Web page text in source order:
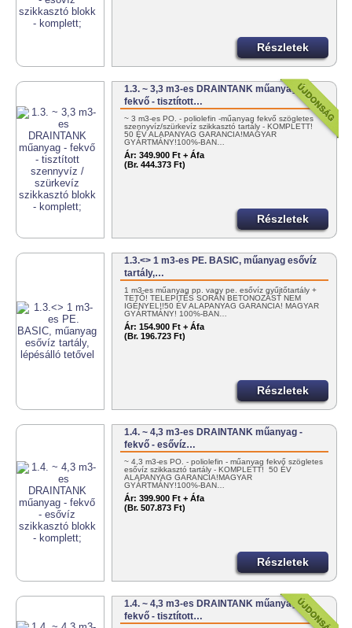
Részletek
1.3. ~ 3,3 m3-es DRAINTANK műanyag -
fekvő - tisztított…
~ 3 m3-es PO. - poliolefin -műanyag fekvő szögletes
szennyvíz/szürkevíz szikkasztó tartály - KOMPLETT!
50 ÉV ALAPANYAG GARANCIA!MAGYAR
GYÁRTMÁNY!100%-BAN…
Ár: 349.900 Ft + Áfa
(Br. 444.373 Ft)
Részletek
1.3.<> 1 m3-es PE. BASIC, műanyag esővíz
tartály,…
1 m3-es műanyag pp. vagy pe. esővíz gyűjtőtartály +
TETŐ! TELEPÍTÉS SORÁN BETONOZÁST NEM
IGÉNYEL!!50 ÉV ALAPANYAG GARANCIA! MAGYAR
GYÁRTMÁNY! 100%-BAN…
Ár: 154.900 Ft + Áfa
(Br. 196.723 Ft)
Részletek
1.4. ~ 4,3 m3-es DRAINTANK műanyag -
fekvő - esővíz…
~ 4,3 m3-es PO. - poliolefin - műanyag fekvő szögletes
esővíz szikkasztó tartály - KOMPLETT! 50 ÉV
ALAPANYAG GARANCIA!MAGYAR
GYÁRTMÁNY!100%-BAN…
Ár: 399.900 Ft + Áfa
(Br. 507.873 Ft)
Részletek
1.4. ~ 4,3 m3-es DRAINTANK műanyag -
fekvő - tisztított…